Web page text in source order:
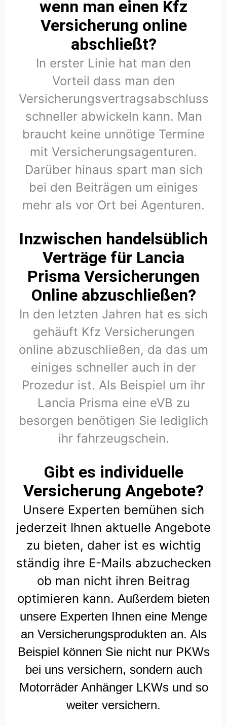
wenn man einen Kfz
Versicherung online
abschließt?
In erster Linie hat man den
Vorteil dass man den
Versicherungsvertragsabschluss
schneller abwickeln kann. Man
braucht keine unnötige Termine
mit Versicherungsagenturen.
Darüber hinaus spart man sich
bei den Beiträgen um einiges
mehr als vor Ort bei Agenturen.
Inzwischen handelsüblich
Verträge für Lancia
Prisma Versicherungen
Online abzuschließen?
In den letzten Jahren hat es sich
gehäuft Kfz Versicherungen
online abzuschließen, da das um
einiges schneller auch in der
Prozedur ist. Als Beispiel um ihr
Lancia Prisma eine eVB zu
besorgen benötigen Sie lediglich
ihr fahrzeugschein.
Gibt es individuelle
Versicherung Angebote?
Unsere Experten bemühen sich
jederzeit Ihnen aktuelle Angebote
zu bieten, daher ist es wichtig
ständig ihre E-Mails abzuchecken
ob man nicht ihren Beitrag
optimieren kann. Außerdem bieten
unsere Experten Ihnen eine Menge
an Versicherungsprodukten an. Als
Beispiel können Sie nicht nur PKWs
bei uns versichern, sondern auch
Motorräder Anhänger LKWs und so
weiter versichern.